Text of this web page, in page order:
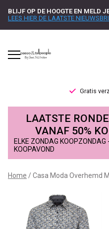
BLIJF OP DE HOOGTE EN MELD
LEES HIER DE LAATSTE
Gratis
Casa
Moda
Overhemd
ML7
Passo
LAATSTE
VANAF 50%
ELKE ZONDAG KOOPZONDAG
KOOPAVOND
Home Casa Moda Overhemd